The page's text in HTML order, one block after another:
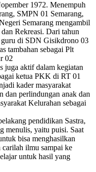
1972. Menempuh
SMPN 01 Semarang,
Semarang mengambil
Rekreasi. Dari tahun
guru di SDN Gisikdrono 03
tambahan sebagai Plt
02
juga aktif dalam kegiatan
ketua PKK di RT 01
kader masyarakat
dan perlindungan anak dan
Kelurahan sebagai
pendidikan Sastra,
menulis, yaitu puisi. Saat
bisa menghasilkan
carilah ilmu sampai ke
untuk hasil yang